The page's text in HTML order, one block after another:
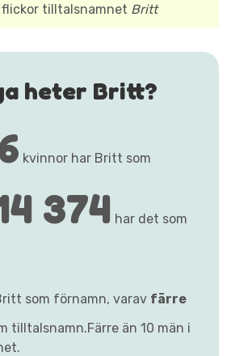
flickor tilltalsnamnet Britt
heter Britt?
kvinnor har Britt som
374 har det som
som förnamn, varav färre
tilltalsnamn.Färre än 10 män i